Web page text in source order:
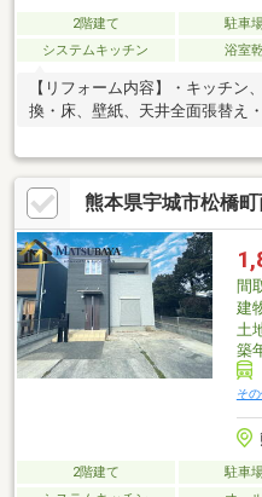
2階建て 駐車
システムキッチン
浴室
【リフォーム内容】・キッチン
換・床、壁紙、天井全面張替え
熊本県宇城市松橋
間
建
土
築
そ
2階建て 駐車